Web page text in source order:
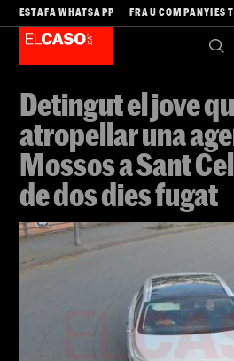
ESTAFA WHATSAPP FRAU COMPANYIES
Detingut el jove
atropellar una
Mossos a Sant
de dos dies fugat